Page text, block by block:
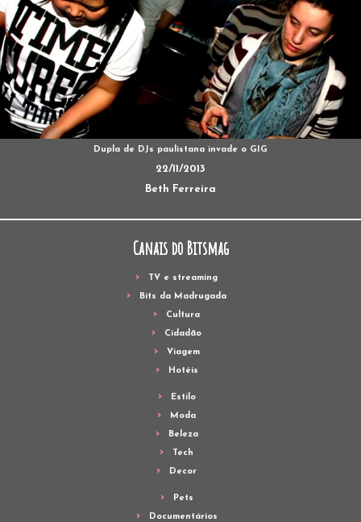
Dupla de DJs paulistana invade o GIG
22/11/2013
Beth Ferreira
Canais do Bitsmag
TV e streaming
Bits da Madrugada
Cultura
Cidadão
Viagem
Hotéis
Estilo
Moda
Beleza
Tech
Decor
Pets
Documentários